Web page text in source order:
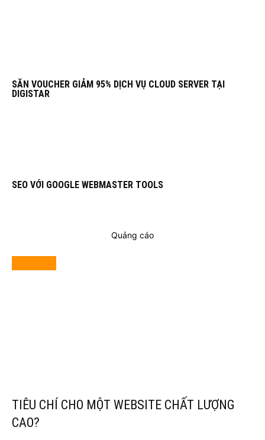
SĂN VOUCHER GIẢM 95% DỊCH VỤ CLOUD SERVER TẠI
DIGISTAR
SEO VỚI GOOGLE WEBMASTER TOOLS
Quảng cáo
TIÊU CHÍ CHO MỘT WEBSITE CHẤT LƯỢNG
CAO?